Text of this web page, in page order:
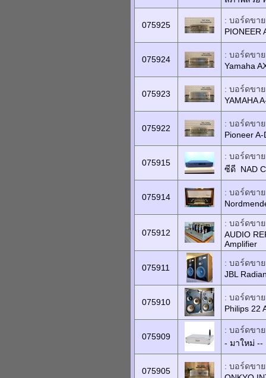
075925
: บอร์ดขาย
PIONEER
075924
: บอร์ดขาย
Yamaha
075923
: บอร์ดขาย
YAMAHA
075922
: บอร์ดขาย
Pioneer A-
075915
: บอร์ดขาย
ซีดี NAD
075914
: บอร์ดขาย
075912
: บอร์ดขาย
AUDIO
Amplifier
075911
: บอร์ดขาย
JBL
075910
: บอร์ดขาย
Philips 22
075909
: บอร์ดขาย
- มาใหม่ --
075905
: บอร์ดขาย